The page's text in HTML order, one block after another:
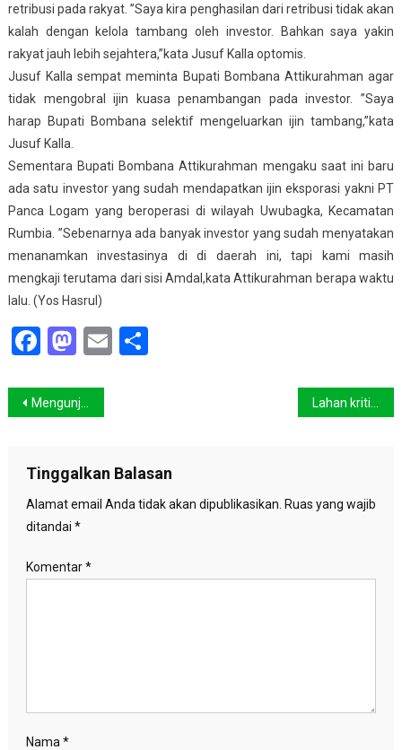
retribusi pada rakyat. ”Saya kira penghasilan dari retribusi tidak akan
kalah dengan kelola tambang oleh investor. Bahkan saya yakin
rakyat jauh lebih sejahtera,”kata Jusuf Kalla optomis.
Jusuf Kalla sempat meminta Bupati Bombana Attikurahman agar
tidak mengobral ijin kuasa penambangan pada investor. ”Saya
harap Bupati Bombana selektif mengeluarkan ijin tambang,”kata
Jusuf Kalla.
Sementara Bupati Bombana Attikurahman mengaku saat ini baru
ada satu investor yang sudah mendapatkan ijin eksporasi yakni PT
Panca Logam yang beroperasi di wilayah Uwubagka, Kecamatan
Rumbia. ”Sebenarnya ada banyak investor yang sudah menyatakan
menanamkan investasinya di di daerah ini, tapi kami masih
mengkaji terutama dari sisi Amdal,kata Attikurahman berapa waktu
lalu. (Yos Hasrul)
Facebook
Mastodon
EmailShare
Navigasi
Mengunjungi Kahyangan di Tanah Jawa
Tinggalkan Balasan
Alamat email Anda tidak akan dipublikasikan. Ruas yang wajib
ditandai *
Komentar*
Nama *